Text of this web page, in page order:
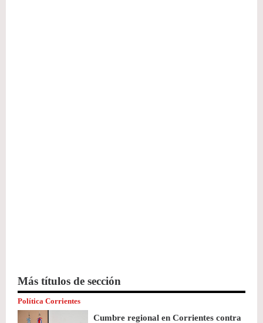
Más títulos de sección
Política Corrientes
Cumbre regional en Corrientes contra